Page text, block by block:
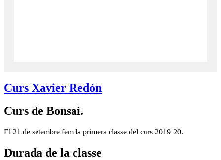
Curs Xavier Redón
Curs de Bonsai.
El 21 de setembre fem la primera classe del curs 2019-20.
Durada de la classe